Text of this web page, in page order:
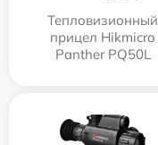
Тепловизионный
прицел Hikmicro
Panther PQ50L